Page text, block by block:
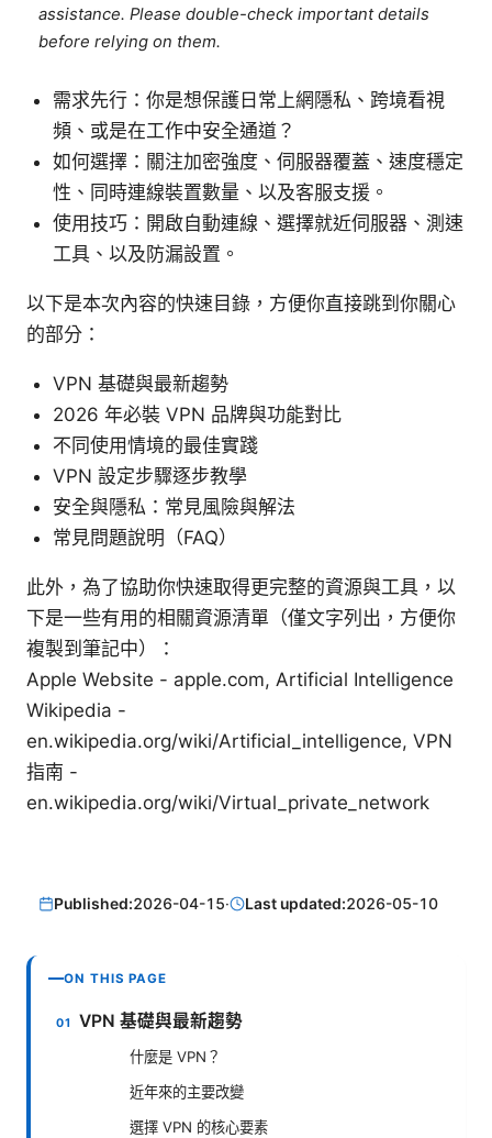
assistance. Please double-check important details
before relying on them.
需求先行：你是想保護日常上網隱私、跨境看視
頻、或是在工作中安全通道？
如何選擇：關注加密強度、伺服器覆蓋、速度穩定
性、同時連線裝置數量、以及客服支援。
使用技巧：開啟自動連線、選擇就近伺服器、測速
工具、以及防漏設置。
以下是本次內容的快速目錄，方便你直接跳到你關心
的部分：
VPN 基礎與最新趨勢
2026 年必裝 VPN 品牌與功能對比
不同使用情境的最佳實踐
VPN 設定步驟逐步教學
安全與隱私：常見風險與解法
常見問題說明（FAQ）
此外，為了協助你快速取得更完整的資源與工具，以
下是一些有用的相關資源清單（僅文字列出，方便你
複製到筆記中）：
Apple Website - apple.com, Artificial Intelligence
Wikipedia -
en.wikipedia.org/wiki/Artificial_intelligence, VPN
指南 -
en.wikipedia.org/wiki/Virtual_private_network
Published:2026-04-15· Last updated:2026-05-10
ON THIS PAGE
VPN 基礎與最新趨勢
什麼是 VPN？
近年來的主要改變
選擇 VPN 的核心要素